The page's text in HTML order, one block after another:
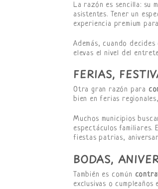
La razón es sencilla: su
asistentes. Tener un
experiencia premium
Además, cuando decides
elevas el nivel del
FERIAS,
Otra gran razón para
bien en ferias
Muchos municipios
espectáculos familiares.
fiestas patrias,
BODAS,
También es común
exclusivas o cumpleaños